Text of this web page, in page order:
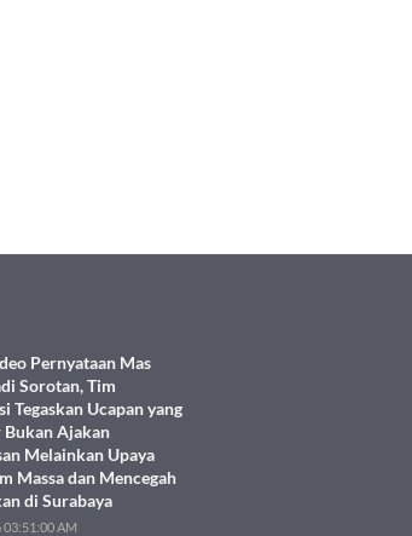
Pernyataan Mas
Sorotan, Tim
Tegaskan Ucapan yang
Bukan Ajakan
Melainkan Upaya
Massa dan Mencegah
di Surabaya
AM